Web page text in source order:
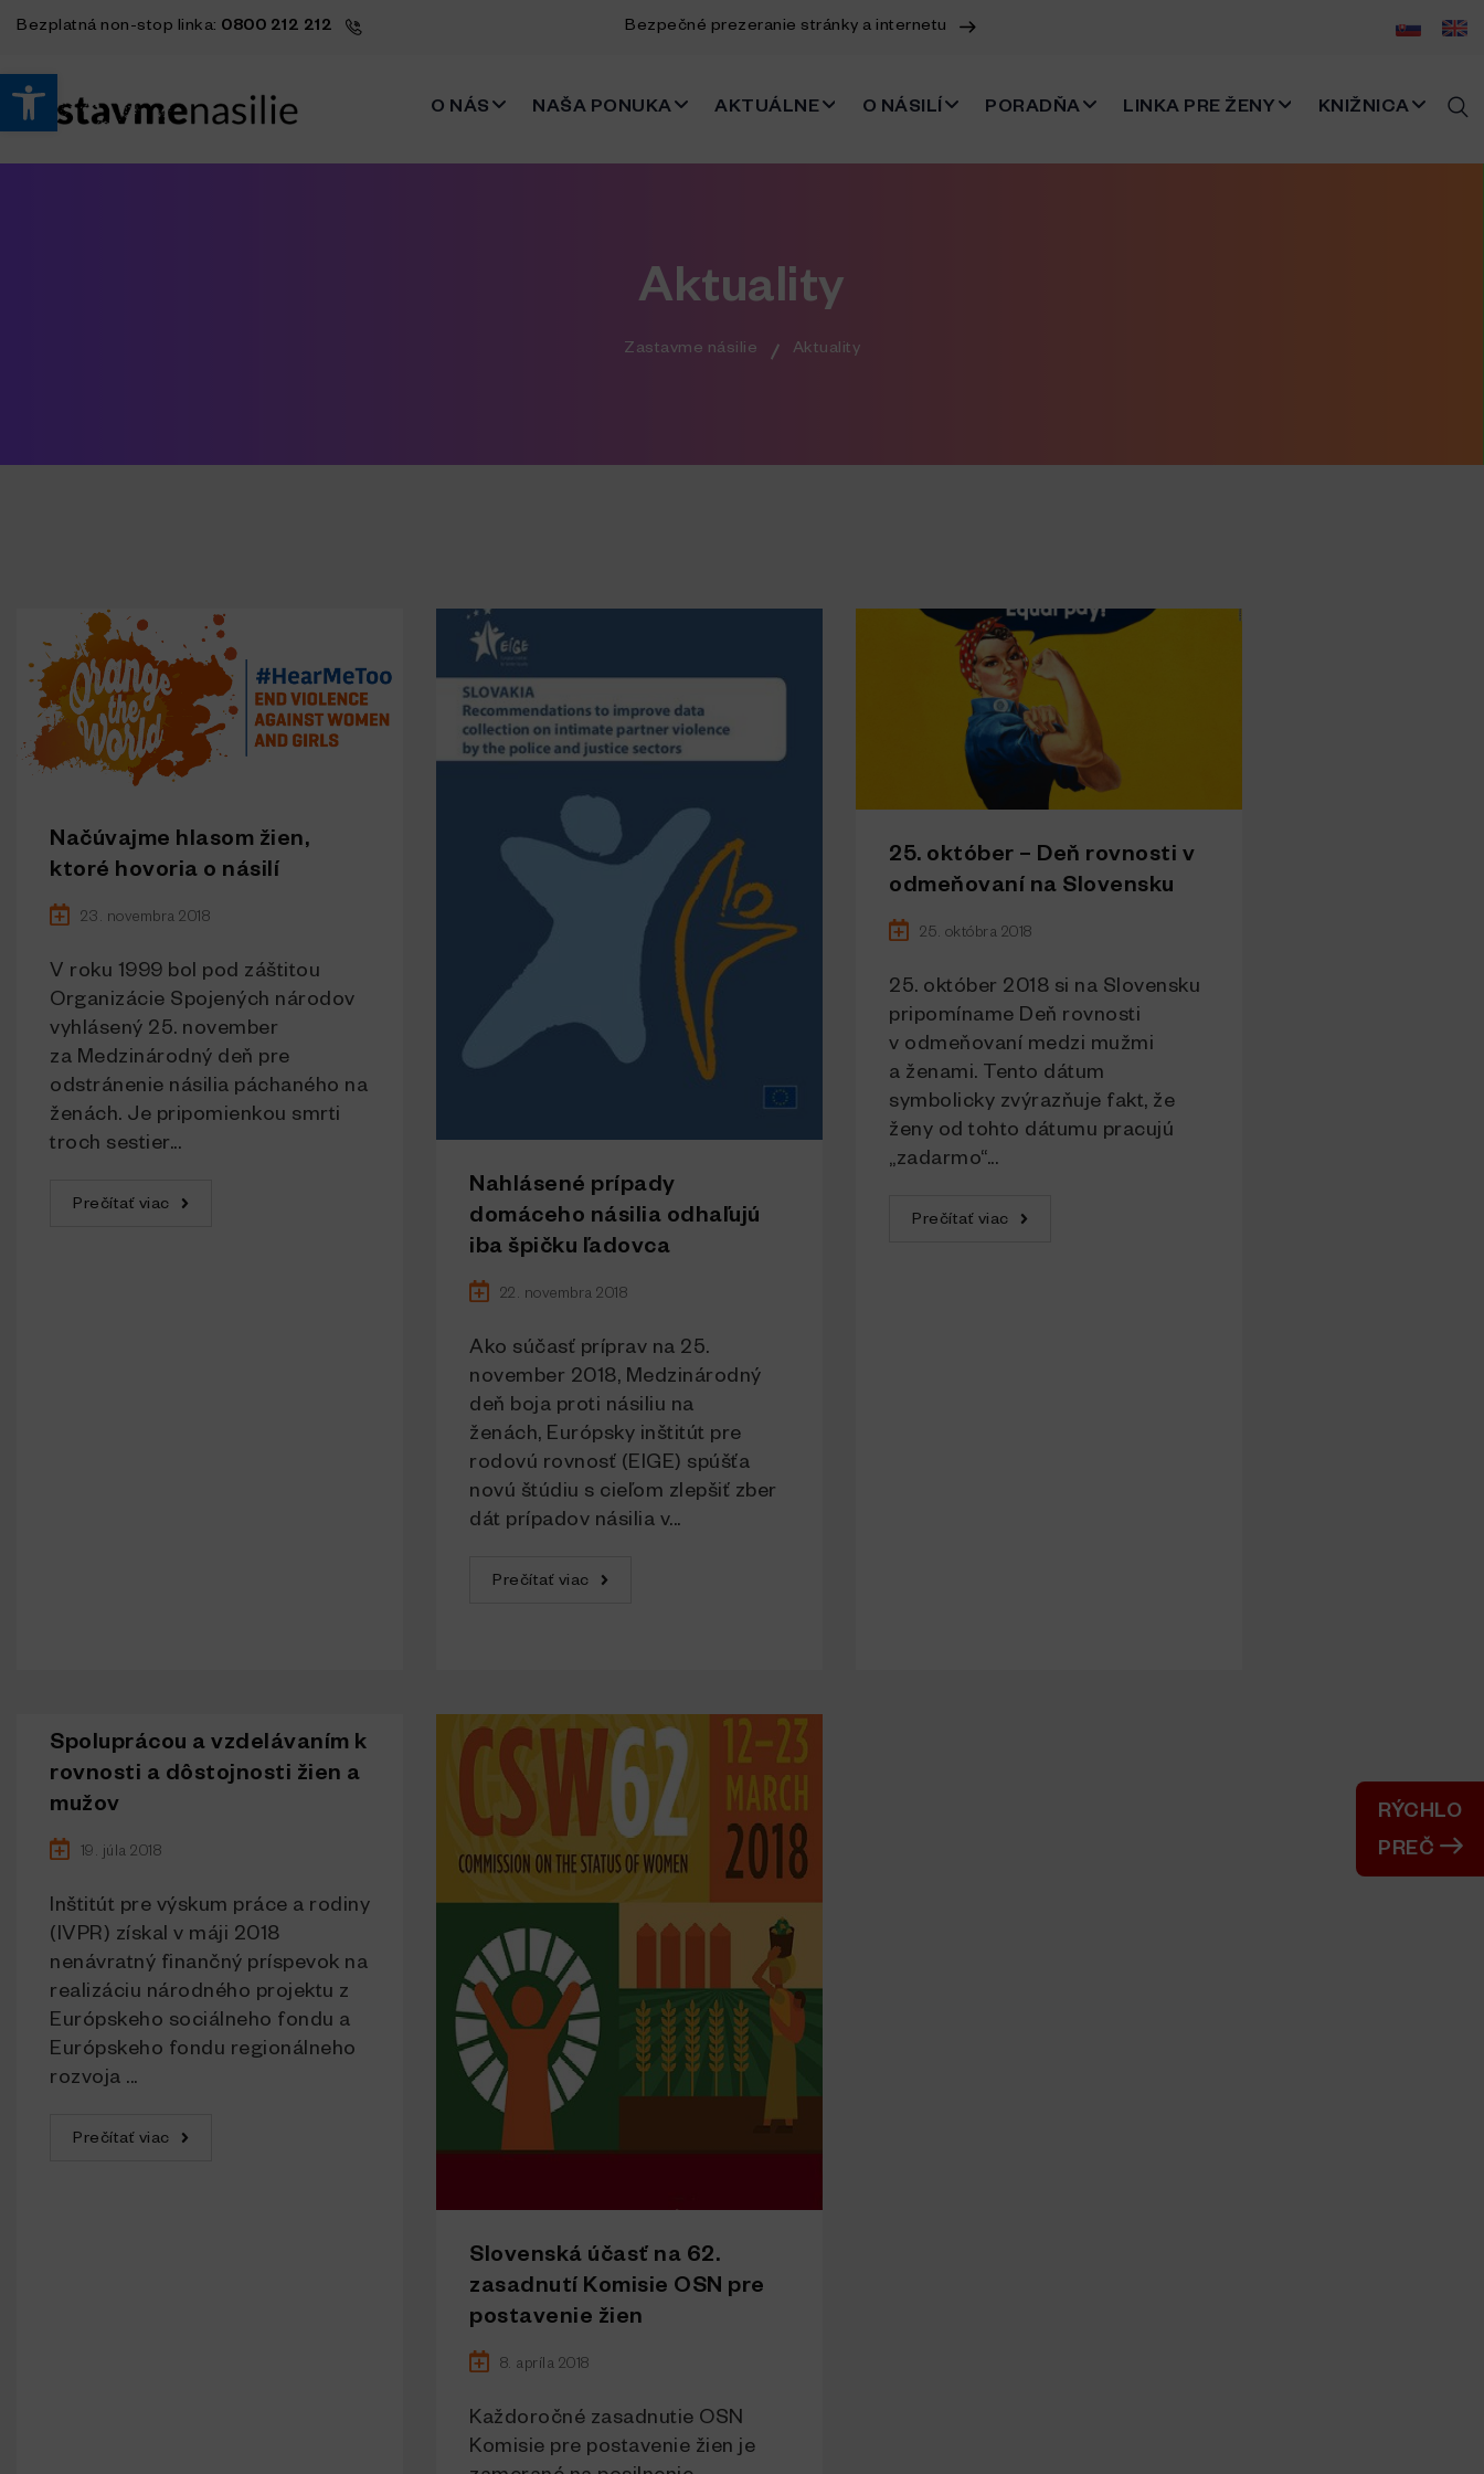
Open toolbar
Bezplatná non-stop linka: 0800 212 212 Bezpečné prezeranie stránky a internetu
RÝCHLO
PREČ
O NÁS NAŠA PONUKA AKTUÁLNE O NÁSILÍ PORADŇA LINKA PRE ŽENY KNIŽNICA
Aktuality
Zastavme násilie Aktuality
Načúvajme hlasom žien,
ktoré hovoria o násilí
23. novembra 2018
V roku 1999 bol pod záštitou
Organizácie Spojených národov
vyhlásený 25. november
za Medzinárodný deň pre
odstránenie násilia páchaného na
ženách. Je pripomienkou smrti
troch sestier...
Prečítať viac
Nahlásené prípady
domáceho násilia odhaľujú
iba špičku ľadovca
22. novembra 2018
Ako súčasť príprav na 25.
november 2018, Medzinárodný
deň boja proti násiliu na
ženách, Európsky inštitút pre
rodovú rovnosť (EIGE) spúšťa
novú štúdiu s cieľom zlepšiť zber
dát prípadov násilia v...
Prečítať viac
25. október – Deň rovnosti v
odmeňovaní na Slovensku
25. októbra 2018
25. október 2018 si na Slovensku
pripomíname Deň rovnosti
v odmeňovaní medzi mužmi
a ženami. Tento dátum
symbolicky zvýrazňuje fakt, že
ženy od tohto dátumu pracujú
„zadarmo“...
Prečítať viac
Spoluprácou a vzdelávaním k
rovnosti a dôstojnosti žien a
mužov
19. júla 2018
Inštitút pre výskum práce a rodiny
(IVPR) získal v máji 2018
nenávratný finančný príspevok na
realizáciu národného projektu z
Európskeho sociálneho fondu a
Európskeho fondu regionálneho
rozvoja ...
Prečítať viac
Slovenská účasť na 62.
zasadnutí Komisie OSN pre
postavenie žien
8. apríla 2018
Každoročné zasadnutie OSN
Komisie pre postavenie žien je